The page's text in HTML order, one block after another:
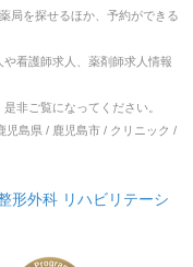
局を探せるほか、予約ができる
看護師求人、薬剤師求人情報
非ご覧になってください。
児島県 / 鹿児島市 / クリニック /
形外科 リハビリテーシ